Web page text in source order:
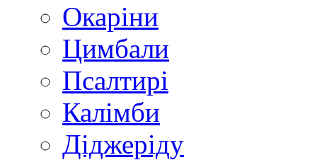
Окаріни
Цимбали
Псалтирі
Калімби
Діджеріду